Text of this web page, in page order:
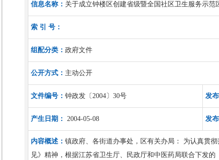
信息名称： 关于成立钟楼区创建省级暨全国社区卫生服务示范
索 引 号：
组配分类： 政府文件
公开方式： 主动公开
文件编号： 钟政发〔2004〕30号 发
产生日期： 2004-05-08 发
内容概述： 镇政府、各街道办事处，区有关办局： 为认真贯
见》精神，根据江苏省卫生厅、民政厅和中医药局联合下发